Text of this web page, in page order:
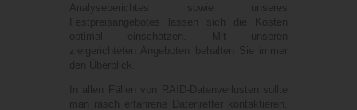
Analyseberichtes sowie unseres
Festpreisangebotes lassen sich die Kosten
optimal einschätzen. Mit unseren
zielgerichteten Angeboten behalten Sie immer
den Überblick.
In allen Fällen von RAID-Datenverlusten sollte
man rasch erfahrene Datenretter kontaktieren.